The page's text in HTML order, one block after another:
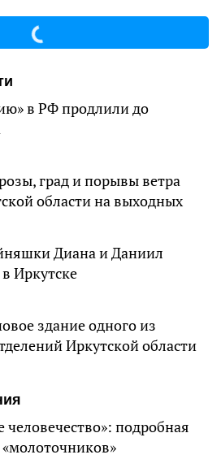
в РФ продлили до
град и порывы ветра
области на выходных
Диана и Даниил
Иркутске
здание одного из
Иркутской области
подробная